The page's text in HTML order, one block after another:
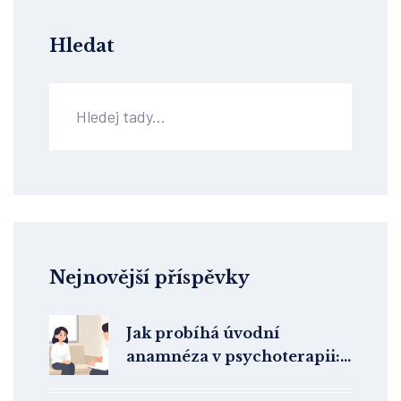
Hledat
Nejnovější příspěvky
Jak probíhá úvodní
anamnéza v psychoterapii: